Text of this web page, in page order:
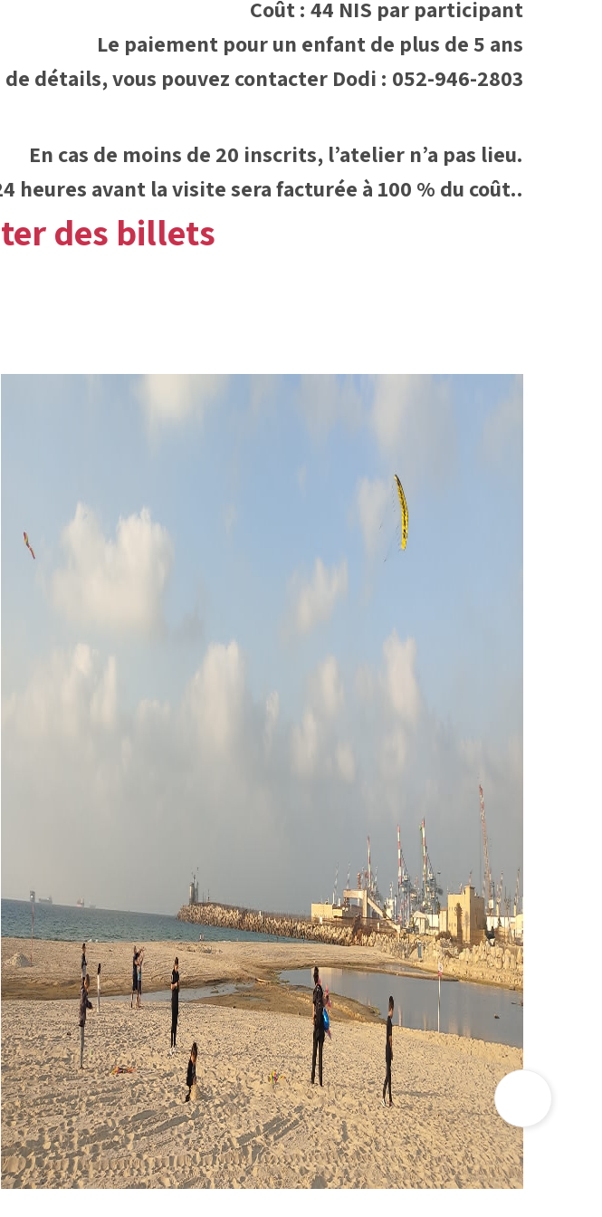
Coût : 44 NIS par participant
Le paiement pour un enfant de plus de 5 ans
de détails, vous pouvez contacter Dodi : 052-946-2803
En cas de moins de 20 inscrits, l’atelier n’a pas lieu.
heures avant la visite sera facturée à 100 % du coût..
des billets